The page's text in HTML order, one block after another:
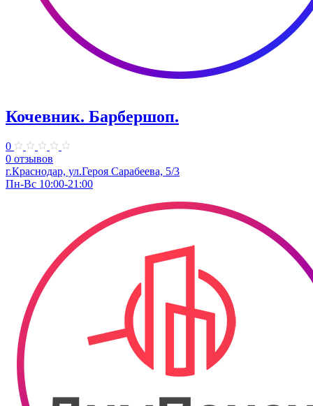
Кочевник. ​Барбершоп.
0
0 отзывов
г.Краснодар, ул.Героя Сарабеева, 5/3
Пн-Вс 10:00-21:00